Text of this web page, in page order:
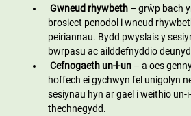
Gwneud rhywbeth – grŵp bach
brosiect penodol i wneud
peiriannau. Bydd pwyslais y
bwrpasu ac ailddefnyddio
Cefnogaeth un-i-un – a oes
hoffech ei gychwyn fel unigolyn
sesiynau hyn ar gael i weithio un-
thechnegydd.